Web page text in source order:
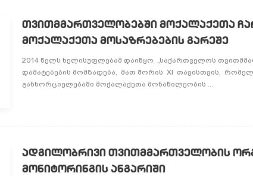
თვითმმართველობებში მოქალაქეთა
მოქალაქეთა მოსაზრებების გარეშე
2014 წელს ხელისუფლებამ დაიწყო „საქართველოს
დამატებების მომზადება, მათ შორის XI თავისთვის,
განხორციელებაში მოქალაქეთა მონაწილეობის ...
ადგილობრივი თვითმმართველობის
მონიტორინგის ანგარიში